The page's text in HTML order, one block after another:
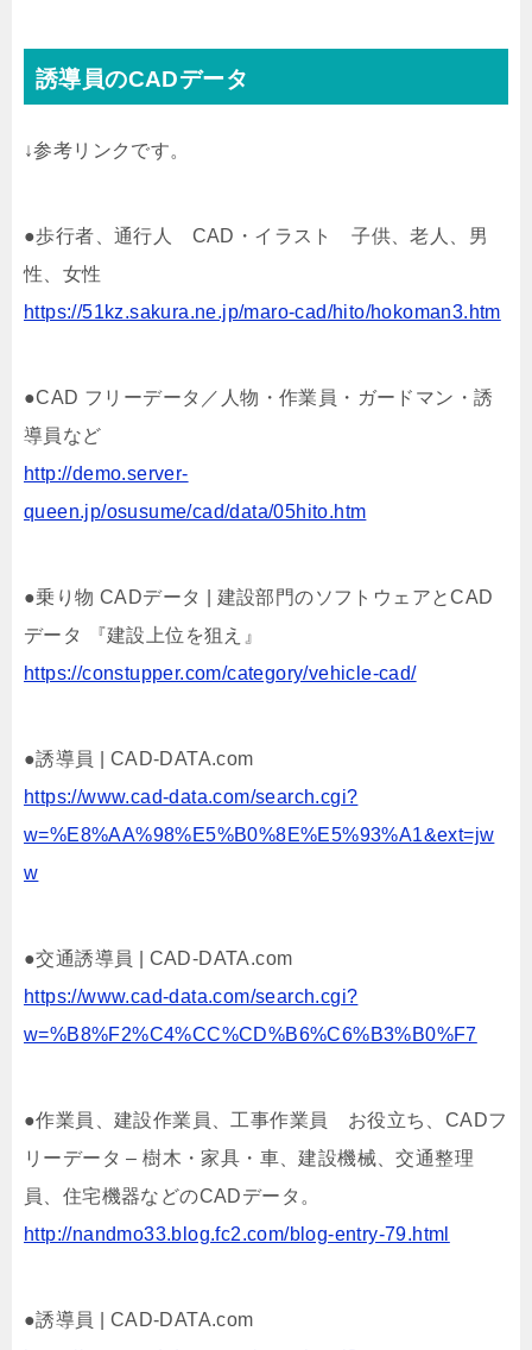
誘導員のCADデータ
↓参考リンクです。
●歩行者、通行人 CAD・イラスト 子供、老人、男
性、女性
https://51kz.sakura.ne.jp/maro-cad/hito/hokoman3.htm
●CAD フリーデータ／人物・作業員・ガードマン・誘
導員など
http://demo.server-
queen.jp/osusume/cad/data/05hito.htm
●乗り物 CADデータ | 建設部門のソフトウェアとCAD
データ 『建設上位を狙え』
https://constupper.com/category/vehicle-cad/
●誘導員 | CAD-DATA.com
https://www.cad-data.com/search.cgi?
w=%E8%AA%98%E5%B0%8E%E5%93%A1&ext=jw
w
●交通誘導員 | CAD-DATA.com
https://www.cad-data.com/search.cgi?
w=%B8%F2%C4%CC%CD%B6%C6%B3%B0%F7
●作業員、建設作業員、工事作業員 お役立ち、CADフ
リーデータ – 樹木・家具・車、建設機械、交通整理
員、住宅機器などのCADデータ。
http://nandmo33.blog.fc2.com/blog-entry-79.html
●誘導員 | CAD-DATA.com